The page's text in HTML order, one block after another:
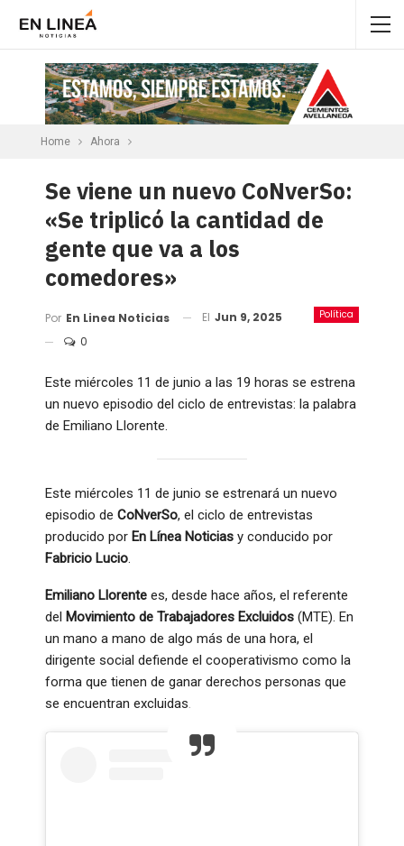
Home Ahora
Se viene un nuevo CoNverSo:
«Se triplicó la cantidad de
gente que va a los
comedores»
Política
Por En Linea Noticias El Jun 9, 2025
0
Este miércoles 11 de junio a las 19 horas se estrena
un nuevo episodio del ciclo de entrevistas: la palabra
de Emiliano Llorente.
Este miércoles 11 de junio se estrenará un nuevo
episodio de CoNverSo, el ciclo de entrevistas
producido por En Línea Noticias y conducido por
Fabricio Lucio.
Emiliano Llorente es, desde hace años, el referente
del Movimiento de Trabajadores Excluidos (MTE). En
un mano a mano de algo más de una hora, el
dirigente social defiende el cooperativismo como la
forma que tienen de ganar derechos personas que
se encuentran excluidas.